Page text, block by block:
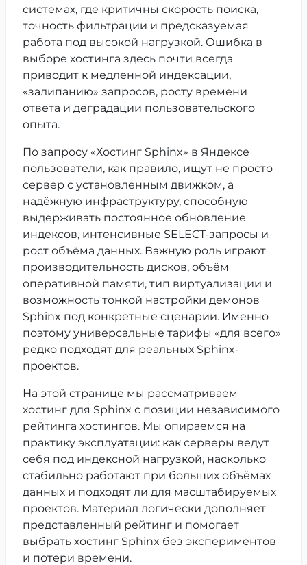
системах, где критичны скорость поиска,
точность фильтрации и предсказуемая
работа под высокой нагрузкой. Ошибка в
выборе хостинга здесь почти всегда
приводит к медленной индексации,
«залипанию» запросов, росту времени
ответа и деградации пользовательского
опыта.
По запросу «Хостинг Sphinx» в Яндексе
пользователи, как правило, ищут не просто
сервер с установленным движком, а
надёжную инфраструктуру, способную
выдерживать постоянное обновление
индексов, интенсивные SELECT-запросы и
рост объёма данных. Важную роль играют
производительность дисков, объём
оперативной памяти, тип виртуализации и
возможность тонкой настройки демонов
Sphinx под конкретные сценарии. Именно
поэтому универсальные тарифы «для всего»
редко подходят для реальных Sphinx-
проектов.
На этой странице мы рассматриваем
хостинг для Sphinx с позиции независимого
рейтинга хостингов. Мы опираемся на
практику эксплуатации: как серверы ведут
себя под индексной нагрузкой, насколько
стабильно работают при больших объёмах
данных и подходят ли для масштабируемых
проектов. Материал логически дополняет
представленный рейтинг и помогает
выбрать хостинг Sphinx без экспериментов
и потери времени.